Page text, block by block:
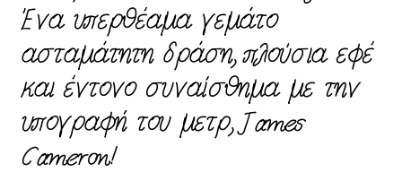
Ένα υπερθέαμα γεμάτο
ασταμάτητη δράση, πλούσια εφέ
και έντονο συναίσθημα με την
υπογραφή του μετρ, James
Cameron!